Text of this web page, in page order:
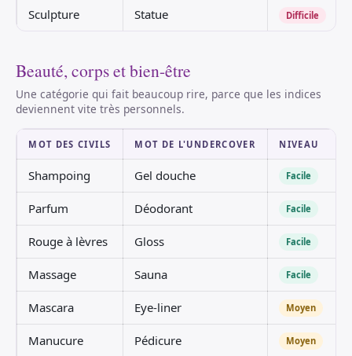
Sculpture Statue Difficile
Beauté, corps et bien-être
Une catégorie qui fait beaucoup rire, parce que les indices
deviennent vite très personnels.
MOT DES CIVILS MOT DE L'UNDERCOVER NIVEAU
Shampoing Gel douche Facile
Parfum Déodorant Facile
Rouge à lèvres Gloss Facile
Massage Sauna Facile
Mascara Eye-liner Moyen
Manucure Pédicure Moyen